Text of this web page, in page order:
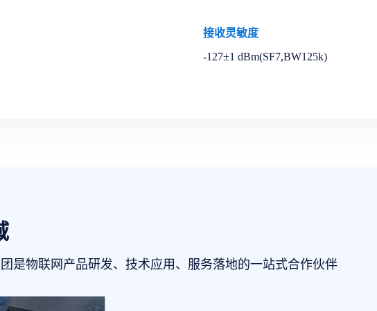
接收灵敏度
-127±1 dBm(SF7,BW125k)
是物联网产品研发、技术应用、服务落地的一站式合作伙伴